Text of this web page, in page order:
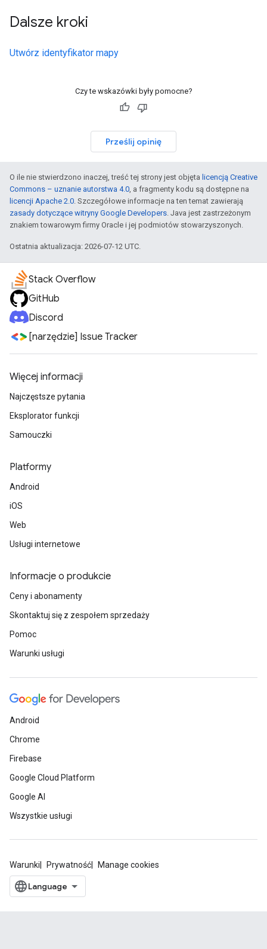
Dalsze kroki
Utwórz identyfikator mapy
Czy te wskazówki były pomocne?
Prześlij opinię
O ile nie stwierdzono inaczej, treść tej strony jest objęta licencją Creative
Commons – uznanie autorstwa 4.0, a fragmenty kodu są dostępne na
licencji Apache 2.0. Szczegółowe informacje na ten temat zawierają
zasady dotyczące witryny Google Developers. Java jest zastrzeżonym
znakiem towarowym firmy Oracle i jej podmiotów stowarzyszonych.
Ostatnia aktualizacja: 2026-07-12 UTC.
Stack Overflow
GitHub
Discord
[narzędzie] Issue Tracker
Więcej informacji
Najczęstsze pytania
Eksplorator funkcji
Samouczki
Platformy
Android
iOS
Web
Usługi internetowe
Informacje o produkcie
Ceny i abonamenty
Skontaktuj się z zespołem sprzedaży
Pomoc
Warunki usługi
Android
Chrome
Firebase
Google Cloud Platform
Google AI
Wszystkie usługi
Warunki Prywatność Manage cookies